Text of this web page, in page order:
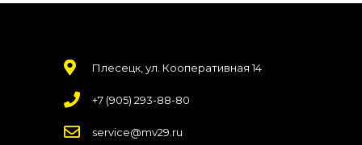
Плесецк, ул. Кооперативная 14
+7 (905) 293-88-80
service@mv29.ru